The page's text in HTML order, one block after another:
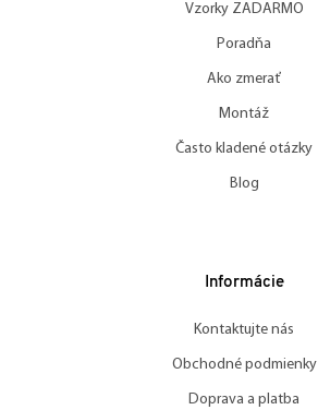
Vzorky ZADARMO
Poradňa
Ako zmerať
Montáž
Často kladené otázky
Blog
Informácie
Kontaktujte nás
Obchodné podmienky
Doprava a platba